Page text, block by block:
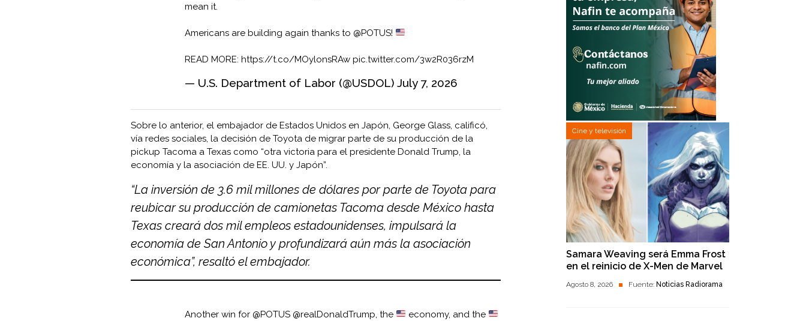
mean it.
Americans are building again thanks to @POTUS!
READ MORE: https://t.co/MOylonsRAw pic.twitter.com/3w2R036rzM
— U.S. Department of Labor (@USDOL) July 7, 2026
Sobre lo anterior, el embajador de Estados Unidos en Japón, George Glass, calificó,
vía redes sociales, la decisión de Toyota de migrar parte de su producción de la
pickup Tacoma a Texas como “otra victoria para el presidente Donald Trump, la
economía y la asociación de EE. UU. y Japón”.
“La inversión de 3.6 mil millones de dólares por parte de Toyota para
reubicar su producción de camionetas Tacoma desde México hasta
Texas creará dos mil empleos estadounidenses, impulsará la
economía de San Antonio y profundizará aún más la asociación
económica”, resaltó el embajador.
Another win for @POTUS @realDonaldTrump, the
economy, and the
Cine y televisión
Samara Weaving será Emma Frost
en el reinicio de X-Men de Marvel
Agosto 8, 2026 Fuente: Noticias Radiorama